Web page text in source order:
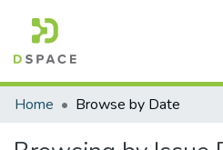
Communities & Collections
Home Browse by Date